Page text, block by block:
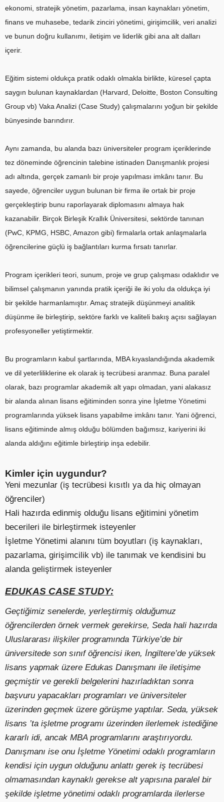
ekonomi, stratejik yönetim, pazarlama, insan kaynakları yönetim,
finans ve muhasebe, tedarik zinciri yönetimi, girişimcilik, veri analizi
ve bunun doğru kullanımı, iletişim ve liderlik gibi ana alt dalları
içerir.
Eğitim sistemi oldukça pratik odaklı olmakla birlikte, küresel çapta
saygın bulunan kaynaklardan (Harvard, Deloitte, Boston Consulting
Group vb) Vaka Analizi (Case Study) çalışmalarını yoğun bir şekilde
bünyesinde barındırır.
Aynı zamanda, bu alanda bazı üniversiteler program içeriklerinde
tez döneminde öğrencinin talebine istinaden Danışmanlık projesi
adı altında, gerçek zamanlı bir proje yapılması imkânı tanır. Bu
sayede, öğrenciler uygun bulunan bir firma ile ortak bir proje
gerçekleştirip bunu raporlayarak diplomasını almaya hak
kazanabilir. Birçok Birleşik Krallık Üniversitesi, sektörde tanınan
(PwC, KPMG, HSBC, Amazon gibi) firmalarla ortak anlaşmalarla
öğrencilerine güçlü iş bağlantıları kurma fırsatı tanırlar.
Program içerikleri teori, sunum, proje ve grup çalışması odaklıdır ve
bilimsel çalışmanın yanında pratik içeriği ile iki yolu da oldukça iyi
bir şekilde harmanlamıştır. Amaç stratejik düşünmeyi analitik
düşünme ile birleştirip, sektöre farklı ve kaliteli bakış açısı sağlayan
profesyoneller yetiştirmektir.
Bu programların kabul şartlarında, MBA kıyaslandığında akademik
ve dil yeterliliklerine ek olarak iş tecrübesi aranmaz. Buna paralel
olarak, bazı programlar akademik alt yapı olmadan, yani alakasız
bir alanda alınan lisans eğitiminden sonra yine İşletme Yönetimi
programlarında yüksek lisans yapabilme imkânı tanır. Yani öğrenci,
lisans eğitiminde almış olduğu bölümden bağımsız, kariyerini iki
alanda aldığını eğitimle birleştirip inşa edebilir.
Kimler için uygundur?
Yeni mezunlar (iş tecrübesi kısıtlı ya da hiç olmayan
öğrenciler)
Hali hazırda edinmiş olduğu lisans eğitimini yönetim
becerileri ile birleştirmek isteyenler
İşletme Yönetimi alanını tüm boyutları (iş kaynakları,
pazarlama, girişimcilik vb) ile tanımak ve kendisini bu
alanda geliştirmek isteyenler
EDUKAS CASE STUDY:
Geçtiğimiz senelerde, yerleştirmiş olduğumuz
öğrencilerden örnek vermek gerekirse, Seda hali hazırda
Uluslararası ilişkiler programında Türkiye’de bir
üniversitede son sınıf öğrencisi iken, İngiltere’de yüksek
lisans yapmak üzere Edukas Danışmanı ile iletişime
geçmiştir ve gerekli belgelerini hazırladıktan sonra
başvuru yapacakları programları ve üniversiteler
üzerinden geçmek üzere görüşme yaptılar. Seda, yüksek
lisans ’ta işletme programı üzerinden ilerlemek istediğine
kararlı idi, ancak MBA programlarını araştırıyordu.
Danışmanı ise onu İşletme Yönetimi odaklı programların
kendisi için uygun olduğunu anlattı gerek iş tecrübesi
olmamasından kaynaklı gerekse alt yapısına paralel bir
şekilde işletme yönetimi odaklı programlarda ilerlerse